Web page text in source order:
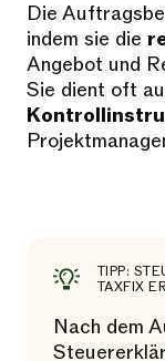
Die
indem sie die
Angebot und
Sie dient oft
TIPP:
TAXFIX
Nach dem